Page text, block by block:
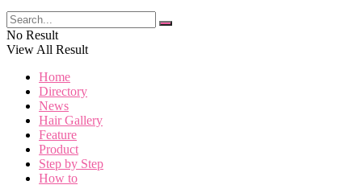
No Result
View All Result
Home
Directory
News
Hair Gallery
Feature
Product
Step by Step
How to